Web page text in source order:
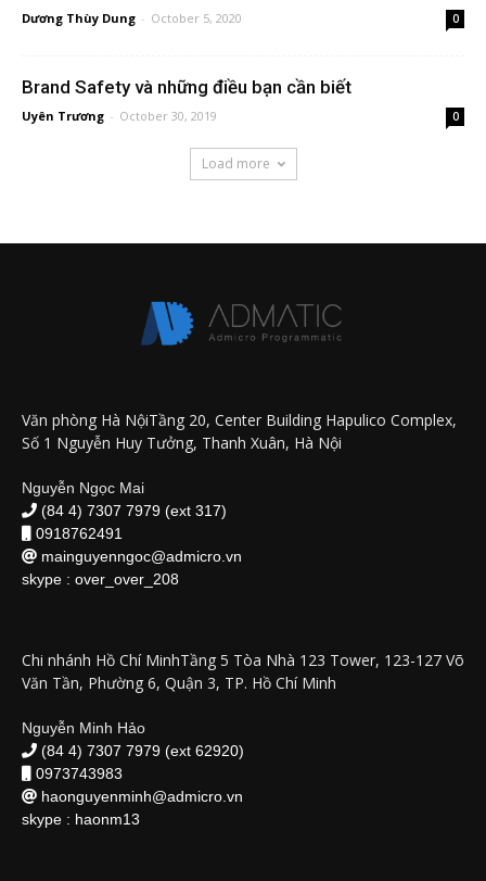
Dương Thùy Dung - October 5, 2020 0
Brand Safety và những điều bạn cần biết
Uyên Trương - October 30, 2019 0
Load more
Văn phòng Hà NộiTầng 20, Center Building Hapulico Complex,
Số 1 Nguyễn Huy Tưởng, Thanh Xuân, Hà Nội
Nguyễn Ngọc Mai
(84 4) 7307 7979 (ext 317)
0918762491
mainguyenngoc@admicro.vn
skype : over_over_208
Chi nhánh Hồ Chí MinhTầng 5 Tòa Nhà 123 Tower, 123-127 Võ
Văn Tần, Phường 6, Quận 3, TP. Hồ Chí Minh
Nguyễn Minh Hảo
(84 4) 7307 7979 (ext 62920)
0973743983
haonguyenminh@admicro.vn
skype : haonm13